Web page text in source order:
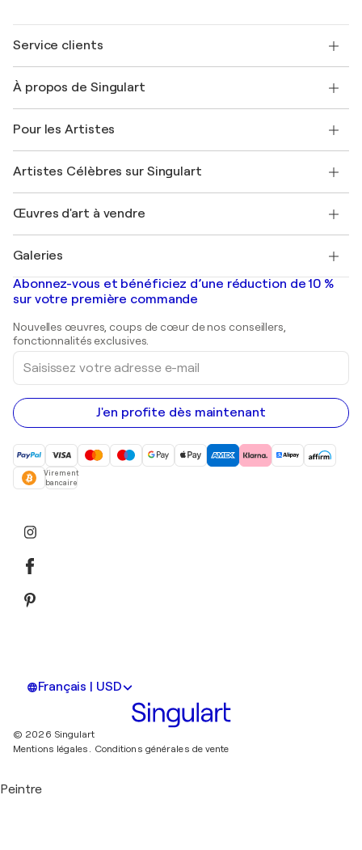
Service clients
Expédition
Offrir une carte cadeau
Rejoignez notre programme commercial
Mon compte
+33 1 76 44 06 42
À propos de Singulart
FAQ
Magazine Singulart
Emplois
Découvrez une sélection d'art original
Pour les Artistes
Se connecter en tant qu'Artiste
Artistes Célèbres sur Singulart
Marc Chagall
Banksy
Mr. Brainwash
Shepard Fairey
Œuvres d'art à vendre
Tableaux abstraits à vendre
Peintures de paysage
Estampes
Peintures acryliques
Galeries
Galeries d'art en France
Galeries d'art en Belgique
Abonnez-vous et bénéficiez d’une réduction de 10 %
sur votre première commande
Nouvelles œuvres, coups de cœur de nos conseillers,
fonctionnalités exclusives.
Saisissez
votre
adresse
e-
mail
J'en profite dès maintenant
Virement
bancaire
Français | USD
© 2026 Singulart
Mentions légales. Conditions générales de vente
Peintre